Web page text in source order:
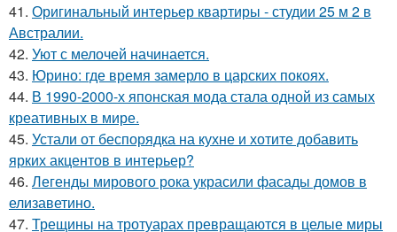
41. Оригинальный интерьер квартиры - студии 25 м 2 в
Австралии.
42. Уют с мелочей начинается.
43. Юрино: где время замерло в царских покоях.
44. В 1990-2000-х японская мода стала одной из самых
креативных в мире.
45. Устали от беспорядка на кухне и хотите добавить
ярких акцентов в интерьер?
46. Легенды мирового рока украсили фасады домов в
елизаветино.
47. Трещины на тротуарах превращаются в целые миры